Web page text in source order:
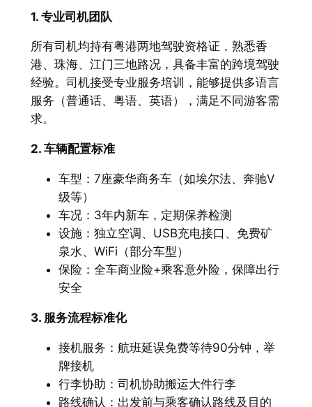
1. 专业司机团队
所有司机均持有粤港两地驾驶资格证，熟悉香
港、珠海、江门三地路况，具备丰富的跨境驾驶
经验。司机接受专业服务培训，能够提供多语言
服务（普通话、粤语、英语），满足不同游客需
求。
2. 车辆配置标准
车型：7座豪华商务车（如埃尔法、奔驰V
级等）
车况：3年内新车，定期保养检测
设施：独立空调、USB充电接口、免费矿
泉水、WiFi（部分车型）
保险：全车商业险+乘客意外险，保障出行
安全
3. 服务流程标准化
接机服务：航班延误免费等待90分钟，举
牌接机
行李协助：司机协助搬运大件行李
路线确认：出发前与乘客确认路线及目的